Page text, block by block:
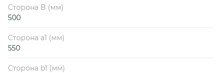
Сторона B (мм)
500
Сторона a1 (мм)
550
Сторона b1 (мм)